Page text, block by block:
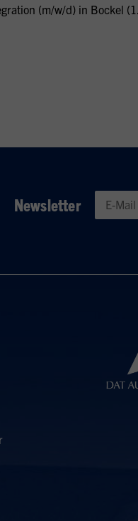
(m/w/d) in Bockel
Newsletter
Geben Sie eine gültige